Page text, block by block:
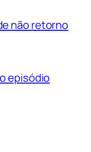
não retorno
episódio